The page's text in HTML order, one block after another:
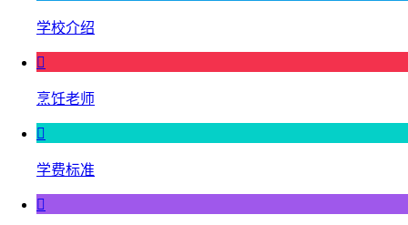
学校介绍

烹饪老师

学费标准
